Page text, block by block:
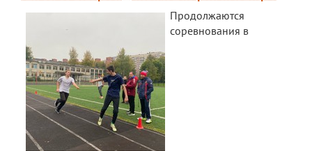
Продолжаются
соревнования в